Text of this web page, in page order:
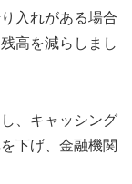
入れがある場合
高を減らしまし
、キャッシング
下げ、金融機関